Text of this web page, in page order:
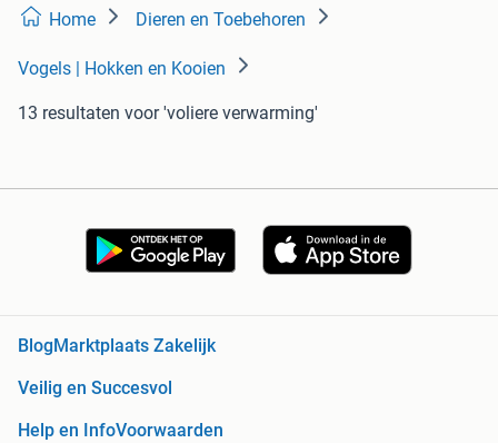
Home Dieren en Toebehoren
Vogels | Hokken en Kooien
13 resultaten voor 'voliere verwarming'
BlogMarktplaats Zakelijk
Veilig en Succesvol
Help en InfoVoorwaarden